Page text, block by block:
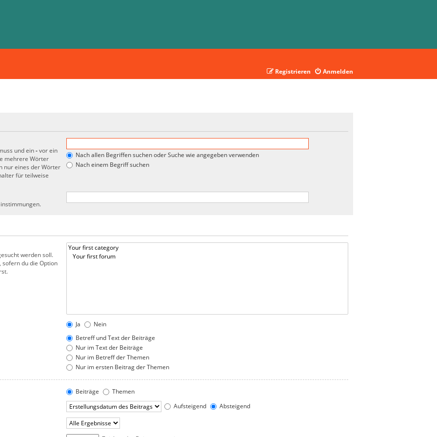
Anmelden
Registrieren
und ein-vor ein
mehrere Wörter
nur eines der Wörter
für teilweise
Nach allen Begriffen suchen oder Suche wie angegeben verwenden
Nach einem Begriff suchen
werden soll.
du die Option
Ja
Nein
Betreff und Text der Beiträge
Nur im Text der Beiträge
Nur im Betreff der Themen
Nur im ersten Beitrag der Themen
Beiträge
Themen
Aufsteigend
Absteigend